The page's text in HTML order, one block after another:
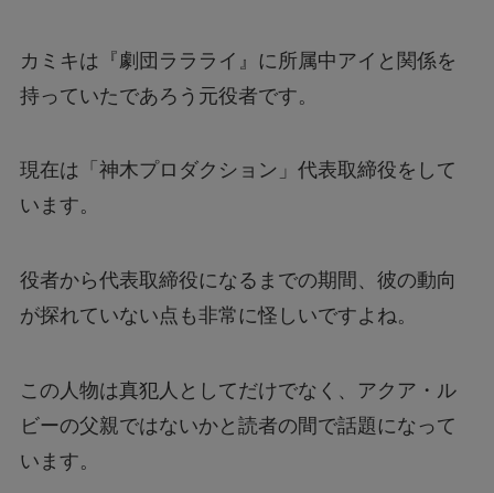
カミキは『劇団ララライ』に所属中アイと関係を
持っていたであろう元役者です。
現在は「神木プロダクション」代表取締役をして
います。
役者から代表取締役になるまでの期間、彼の動向
が探れていない点も非常に怪しいですよね。
この人物は真犯人としてだけでなく、アクア・ル
ビーの父親ではないかと読者の間で話題になって
います。